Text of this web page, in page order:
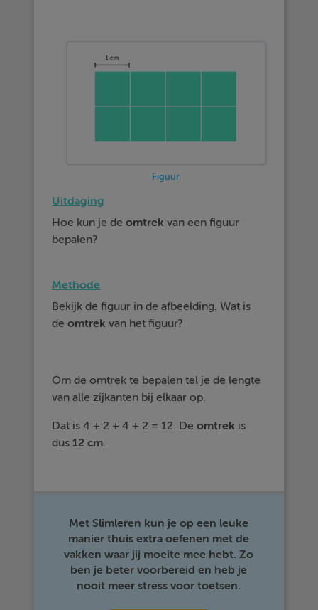
Figuur
Uitdaging
Hoe kun je deomtrek van een figuur
bepalen?
Methode
Bekijk de figuur in de afbeelding. Wat is
deomtrek van het figuur?
Om de omtrek te bepalen tel je de lengte
van alle zijkanten bij elkaar op.
Dat is 4 + 2 + 4 + 2 = 12. Deomtrek is
dus 12 cm.
Met Slimleren kun je op een leuke
manier thuis extra oefenen met de
vakken waar jij moeite mee hebt. Zo
ben je beter voorbereid en heb je
nooit meer stress voor toetsen.